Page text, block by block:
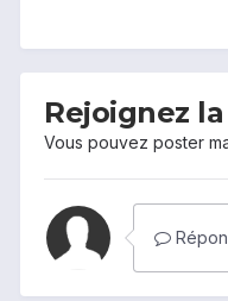
Rejoignez
Vous pouvez poster